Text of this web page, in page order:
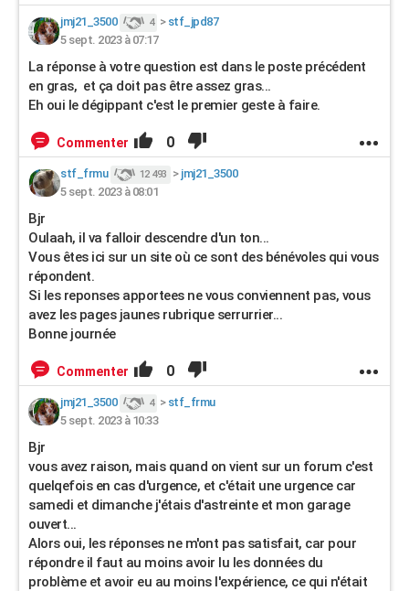
jmj21_3500 4 > stf_jpd87
5 sept. 2023 à 07:17
La réponse à votre question est dans le poste précédent
en gras, et ça doit pas être assez gras...
Eh oui le dégippant c'est le premier geste à faire.
Commenter 0
stf_frmu 12 493 > jmj21_3500
5 sept. 2023 à 08:01
Bjr
Oulaah, il va falloir descendre d'un ton...
Vous êtes ici sur un site où ce sont des bénévoles qui vous
répondent.
Si les reponses apportees ne vous conviennent pas, vous
avez les pages jaunes rubrique serrurrier...
Bonne journée
Commenter 0
jmj21_3500 4 > stf_frmu
5 sept. 2023 à 10:33
Bjr
vous avez raison, mais quand on vient sur un forum c'est
quelqefois en cas d'urgence, et c'était une urgence car
samedi et dimanche j'étais d'astreinte et mon garage
ouvert...
Alors oui, les réponses ne m'ont pas satisfait, car pour
répondre il faut au moins avoir lu les données du
problème et avoir eu au moins l'expérience, ce qui n'était